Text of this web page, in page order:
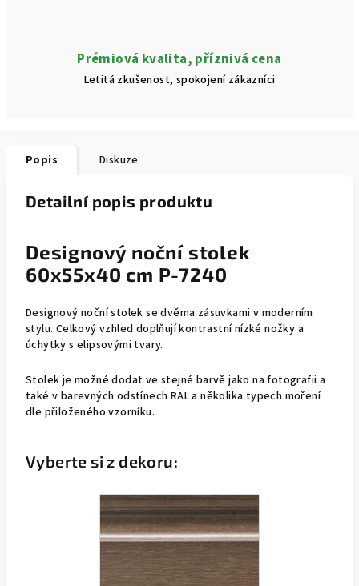
Prémiová kvalita, příznivá cena
Letitá zkušenost, spokojení zákazníci
Popis Diskuze
Detailní popis produktu
Designový noční stolek
60x55x40 cm P-7240
Designový noční stolek se dvěma zásuvkami v moderním
stylu. Celkový vzhled doplňují kontrastní nízké nožky a
úchytky s elipsovými tvary.
Stolek je možné dodat ve stejné barvě jako na fotografii a
také v barevných odstínech RAL a několika typech moření
dle přiloženého vzorníku.
Vyberte si z dekoru: